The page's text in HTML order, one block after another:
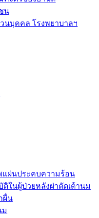
น
นบุคคล โรงพยาบาลฯ
แผ่นประคบความร้อน
ในผู้ป่วยหลังผ่าตัดเต้านม
ผื่น
ม